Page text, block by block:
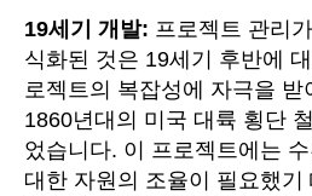
19세기 개발: 프로젝트 관리
식화된 것은 19세기 후반에
로젝트의 복잡성에 자극을
1860년대의 미국 대륙 횡단
었습니다. 이 프로젝트에는
대한 자원의 조율이 필요했